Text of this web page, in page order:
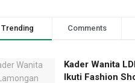
Trending Comments
Kader Wanita
Ikuti Fashion